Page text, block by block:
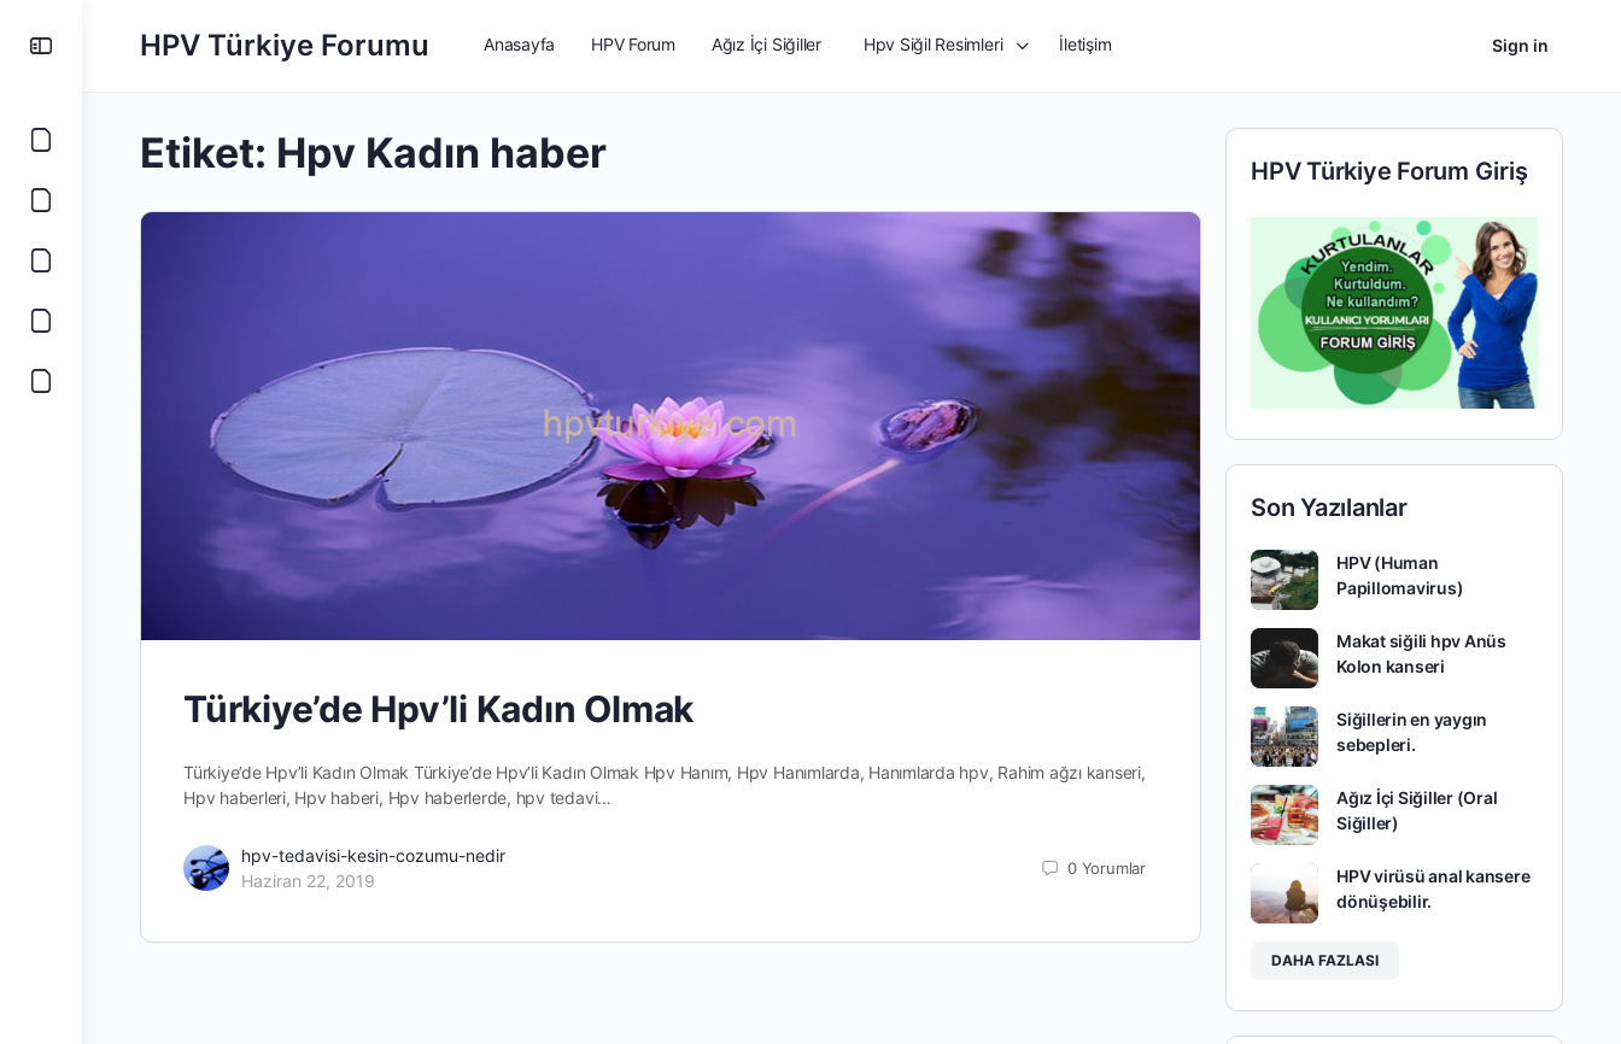
HPV Türkiye Forumu Anasayfa HPV Forum Ağız İçi Siğiller Hpv Siğil Resimleri İletişim Sign in
Etiket: Hpv Kadın haber
Türkiye’de Hpv’li Kadın Olmak
Türkiye’de Hpv’li Kadın Olmak Türkiye’de Hpv’li Kadın Olmak Hpv Hanım, Hpv Hanımlarda, Hanımlarda hpv, Rahim ağzı kanseri,
Hpv haberleri, Hpv haberi, Hpv haberlerde, hpv tedavi…
hpv-tedavisi-kesin-cozumu-nedir
Haziran 22, 2019
0 Yorumlar
HPV Türkiye Forum Giriş
Son Yazılanlar
HPV (Human
Papillomavirus)
Makat siğili hpv Anüs
Kolon kanseri
Siğillerin en yaygın
sebepleri.
Ağız İçi Siğiller (Oral
Siğiller)
HPV virüsü anal kansere
dönüşebilir.
DAHA FAZLASI